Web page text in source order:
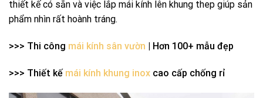
thiết kế có sẵn và việc lắp mái kính lên khung thep giúp sản
phẩm nhìn rất hoành tráng.
>>> Thi công mái kính sân vườn | Hơn 100+ mẫu đẹp
>>> Thiết kế mái kính khung inox cao cấp chống rỉ